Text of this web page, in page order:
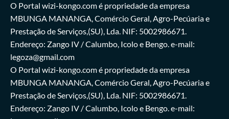
O Portal wizi-kongo.com é propriedade da empresa
MBUNGA MANANGA, Comércio Geral, Agro-Pecúaria e
Prestação de Serviços,(SU), Lda. NIF: 5002986671.
Endereço: Zango IV / Calumbo, Icolo e Bengo. e-mail:
legoza@gmail.com
O Portal wizi-kongo.com é propriedade da empresa
MBUNGA MANANGA, Comércio Geral, Agro-Pecúaria e
Prestação de Serviços,(SU), Lda. NIF: 5002986671.
Endereço: Zango IV / Calumbo, Icolo e Bengo. e-mail: